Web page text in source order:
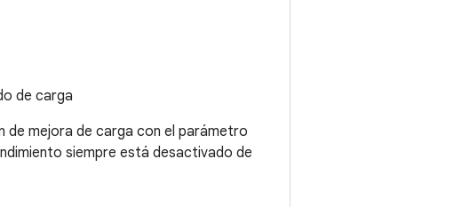
de carga
de mejora de carga con el parámetro
siempre está desactivado de